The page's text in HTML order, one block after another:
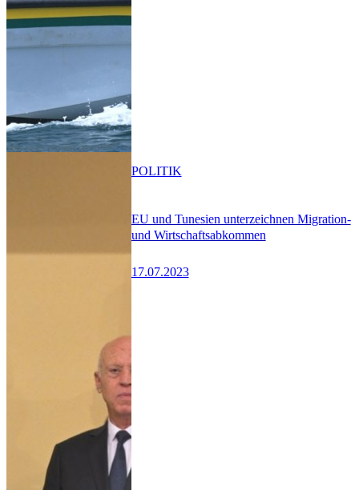
EU und Tunesien unterzeichnen Migration-
und Wirtschaftsabkommen
17.07.2023
POLITIK